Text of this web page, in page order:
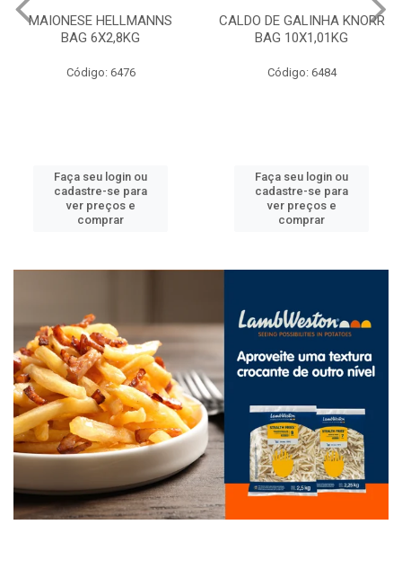
MAIONESE HELLMANNS
BAG 6X2,8KG
Código: 6476
Faça seu login ou
cadastre-se para
ver preços e
comprar
CALDO DE GALINHA KNORR
BAG 10X1,01KG
Código: 6484
Faça seu login ou
cadastre-se para
ver preços e
comprar